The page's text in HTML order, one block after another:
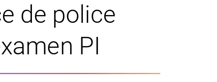
de police
PI